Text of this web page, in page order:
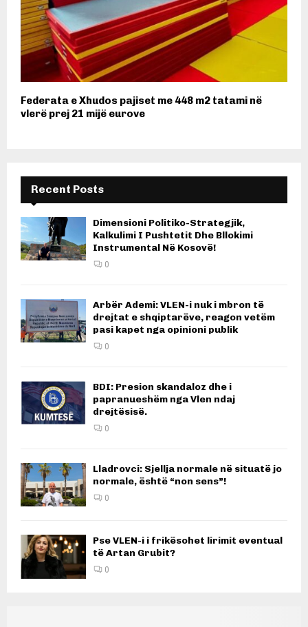
​Federata e Xhudos pajiset me 448 m2 tatami në
vlerë prej 21 mijë eurove
Recent Posts
Dimensioni Politiko-Strategjik,
Kalkulimi I Pushtetit Dhe Bllokimi
Instrumental Në Kosovë!
0
Arbër Ademi: VLEN-i nuk i mbron të
drejtat e shqiptarëve, reagon vetëm
pasi kapet nga opinioni publik
0
BDI: Presion skandaloz dhe i
papranueshëm nga Vlen ndaj
drejtësisë.
0
Lladrovci: Sjellja normale në situatë jo
normale, është “non sens”!
0
Pse VLEN-i i frikësohet lirimit eventual
të Artan Grubit?
0